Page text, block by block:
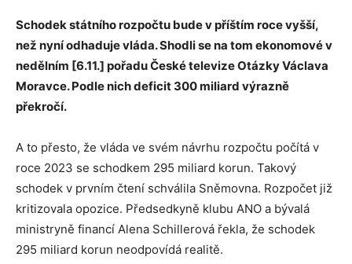
Schodek státního rozpočtu bude v příštím roce vyšší,
než nyní odhaduje vláda. Shodli se na tom ekonomové v
nedělním [6.11.] pořadu České televize Otázky Václava
Moravce. Podle nich deficit 300 miliard výrazně
překročí.
A to přesto, že vláda ve svém návrhu rozpočtu počítá v
roce 2023 se schodkem 295 miliard korun. Takový
schodek v prvním čtení schválila Sněmovna. Rozpočet již
kritizovala opozice. Předsedkyně klubu ANO a bývalá
ministryně financí Alena Schillerová řekla, že schodek
295 miliard korun neodpovídá realitě.